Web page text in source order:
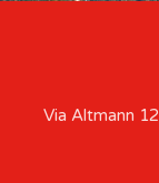
Via Altmann 12